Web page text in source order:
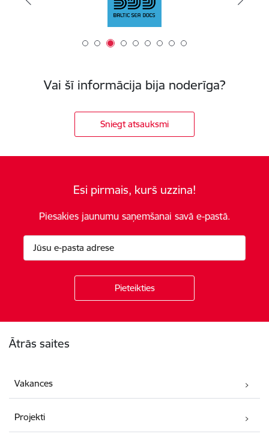
Vai šī informācija bija noderīga?
Sniegt atsauksmi
Esi pirmais, kurš uzzina!
Piesakies jaunumu saņemšanai savā e-pastā.
Ātrās saites
Vakances
Projekti